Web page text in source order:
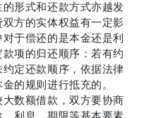
形式和还款方式亦越发
方的实体权益有一定影
于偿还的是本金还是利
项的归还顺序：若有约
定还款顺序，依据法律
的规则进行抵充的。
数额借款，双方要协商